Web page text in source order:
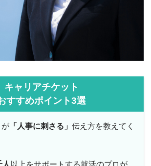
キャリアチケット
すすめポイント3選
「人事に刺さる」 伝え方を教えてく
人 以上をサポートする就活のプロが、